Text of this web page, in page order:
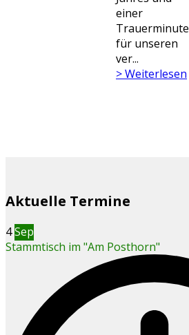
einer
Trauerminute
für unseren
ver...
> Weiterlesen
Aktuelle Termine
4Sep
Stammtisch im "Am Posthorn"